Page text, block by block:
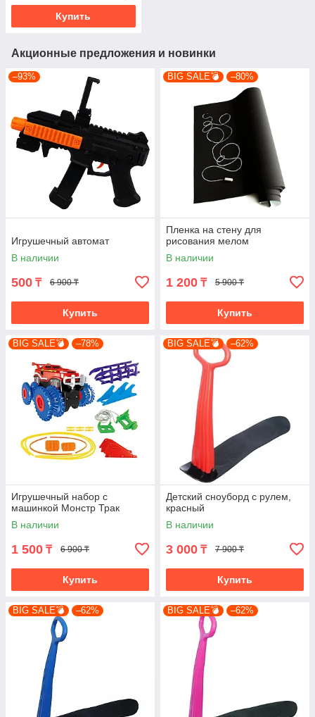
Купить
Акционные предложения и новинки
–93%
Игрушечный автомат
В наличии
500 ₸ 6 900 ₸
Купить
BIG SALE💣 –80%
Пленка на стену для
рисования мелом
В наличии
1 200 ₸ 5 900 ₸
Купить
BIG SALE💣 –78%
Игрушечный набор с
машинкой Монстр Трак
В наличии
1 500 ₸ 6 900 ₸
Купить
BIG SALE💣 –62%
Детский сноуборд с рулем,
красный
В наличии
3 000 ₸ 7 900 ₸
Купить
BIG SALE💣 –62% BIG SALE💣 –62%